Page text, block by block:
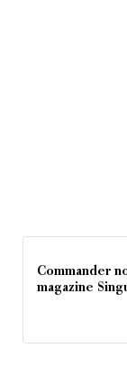
Commander
magazine